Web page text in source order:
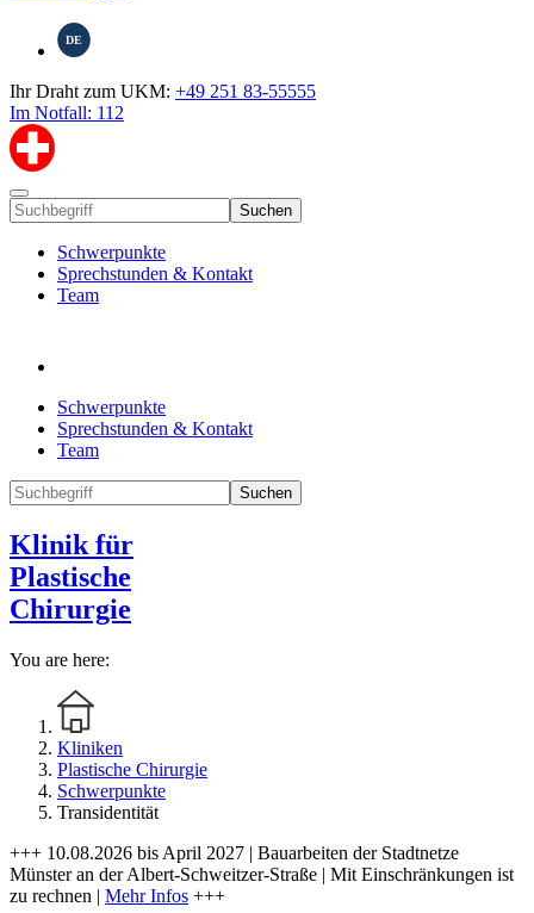
DE
Ihr Draht zum UKM: +49 251 83-55555
Im Notfall: 112
Suchen
Schwerpunkte
Sprechstunden & Kontakt
Team
Schwerpunkte
Sprechstunden & Kontakt
Team
Suchen
Klinik für
Plastische
Chirurgie
You are here:
Kliniken
Plastische Chirurgie
Schwerpunkte
Transidentität
+++ 10.08.2026 bis April 2027 | Bauarbeiten der Stadtnetze
Münster an der Albert-Schweitzer-Straße | Mit Einschränkungen ist
zu rechnen | Mehr Infos +++